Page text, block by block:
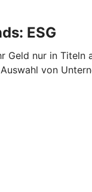
ESG
nur in
von